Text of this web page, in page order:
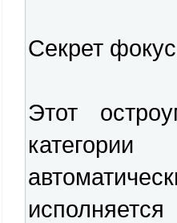
Секрет
Этот